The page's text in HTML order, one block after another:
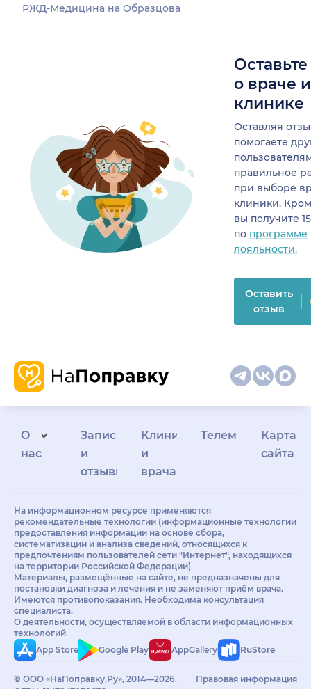
РЖД-Медицина на Образцова
о враче
клинике
Оставляя
помогаете
правильное
при выборе
клиники.
вы получите
по программе
лояльности.
Оставить
отзыв
О
нас
Запись
и
отзывы
Клиникам
и
врачам
Телемедицина
Карта
сайта
На информационном ресурсе применяются
рекомендательные технологии (информационные технологии
предоставления информации на основе сбора,
систематизации и анализа сведений, относящихся к
предпочтениям пользователей сети "Интернет", находящихся
на территории Российской Федерации)
Материалы, размещённые на сайте, не предназначены для
постановки диагноза и лечения и не заменяют приём врача.
Имеются противопоказания. Необходима консультация
специалиста.
О деятельности, осуществляемой в области информационных
технологий
App Store
Google Play AppGallery RuStore
© ООО «НаПоправку.Ру», 2014—2026.
Правовая информация